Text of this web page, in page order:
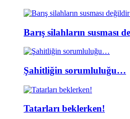
Barış silahların susması
Şahitliğin sorumluluğu…
Tatarları beklerken!